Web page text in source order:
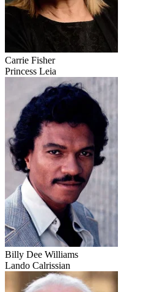
Carrie Fisher
Princess Leia
Billy Dee Williams
Lando Calrissian